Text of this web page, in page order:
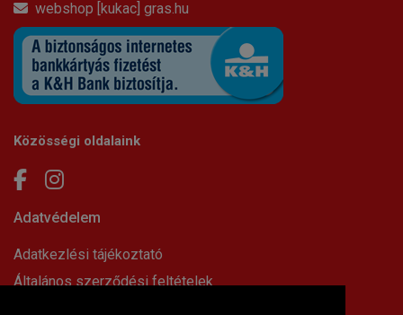
webshop [kukac] gras.hu
Közösségi oldalaink
Adatvédelem
Adatkezlési tájékoztató
Általános szerződési feltételek